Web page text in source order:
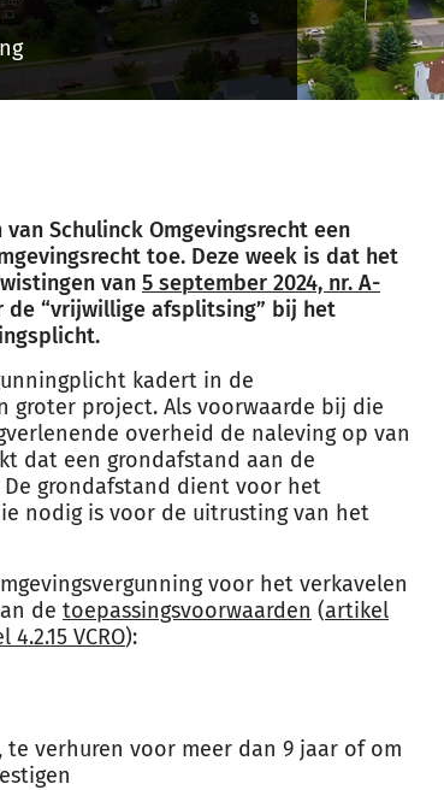
Schulinck Omgevingsrecht een
toe. Deze week is dat het
van 5 september 2024, nr. A-
de “vrijwillige afsplitsing” bij het
kadert in de
groter project. Als voorwaarde bij die
overheid de naleving op van
dat een grondafstand aan de
grondafstand dient voor het
nodig is voor de uitrusting van het
voor het verkavelen
de toepassingsvoorwaarden (artikel
4.2.15 VCRO):
verhuren voor meer dan 9 jaar of om